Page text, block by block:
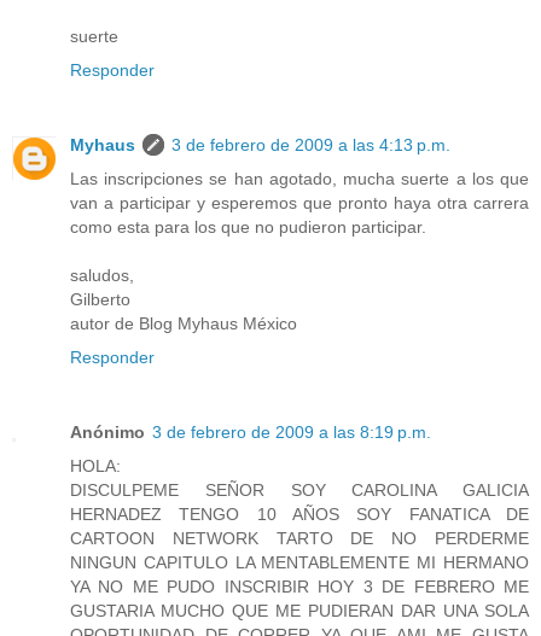
suerte
Responder
Myhaus
3 de febrero de 2009 a las 4:13 p.m.
Las inscripciones se han agotado, mucha suerte a los que
van a participar y esperemos que pronto haya otra carrera
como esta para los que no pudieron participar.
saludos,
Gilberto
autor de Blog Myhaus México
Responder
Anónimo 3 de febrero de 2009 a las 8:19 p.m.
HOLA:
DISCULPEME SEÑOR SOY CAROLINA GALICIA
HERNADEZ TENGO 10 AÑOS SOY FANATICA DE
CARTOON NETWORK TARTO DE NO PERDERME
NINGUN CAPITULO LA MENTABLEMENTE MI HERMANO
YA NO ME PUDO INSCRIBIR HOY 3 DE FEBRERO ME
GUSTARIA MUCHO QUE ME PUDIERAN DAR UNA SOLA